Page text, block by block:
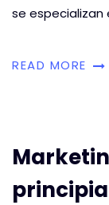
se especializan
READ MORE